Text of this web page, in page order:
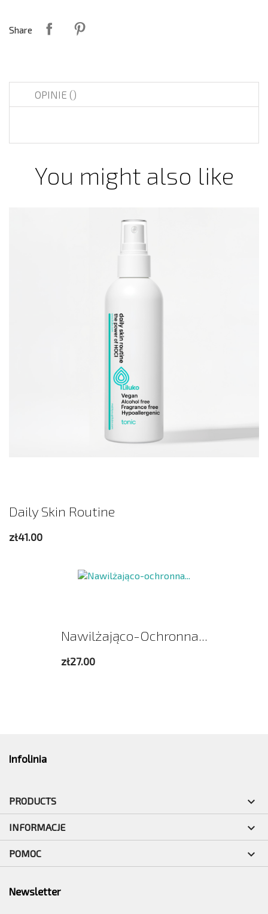
Share
OPINIE ()
You might also like
Daily Skin Routine
zł41.00
Nawilżająco-Ochronna...
zł27.00
Infolinia
PRODUCTS 
INFORMACJE 
POMOC 
Newsletter